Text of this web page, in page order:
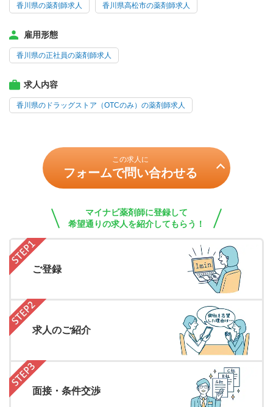
香川県の薬剤師求人 香川県高松市の薬剤師求人
雇用形態
香川県の正社員の薬剤師求人
求人内容
香川県のドラッグストア（OTCのみ）の薬剤師求人
この求人に
フォームで問い合わせる
マイナビ薬剤師に登録して
希望通りの求人を紹介してもらう！
ご登録
求人のご紹介
面接・条件交渉